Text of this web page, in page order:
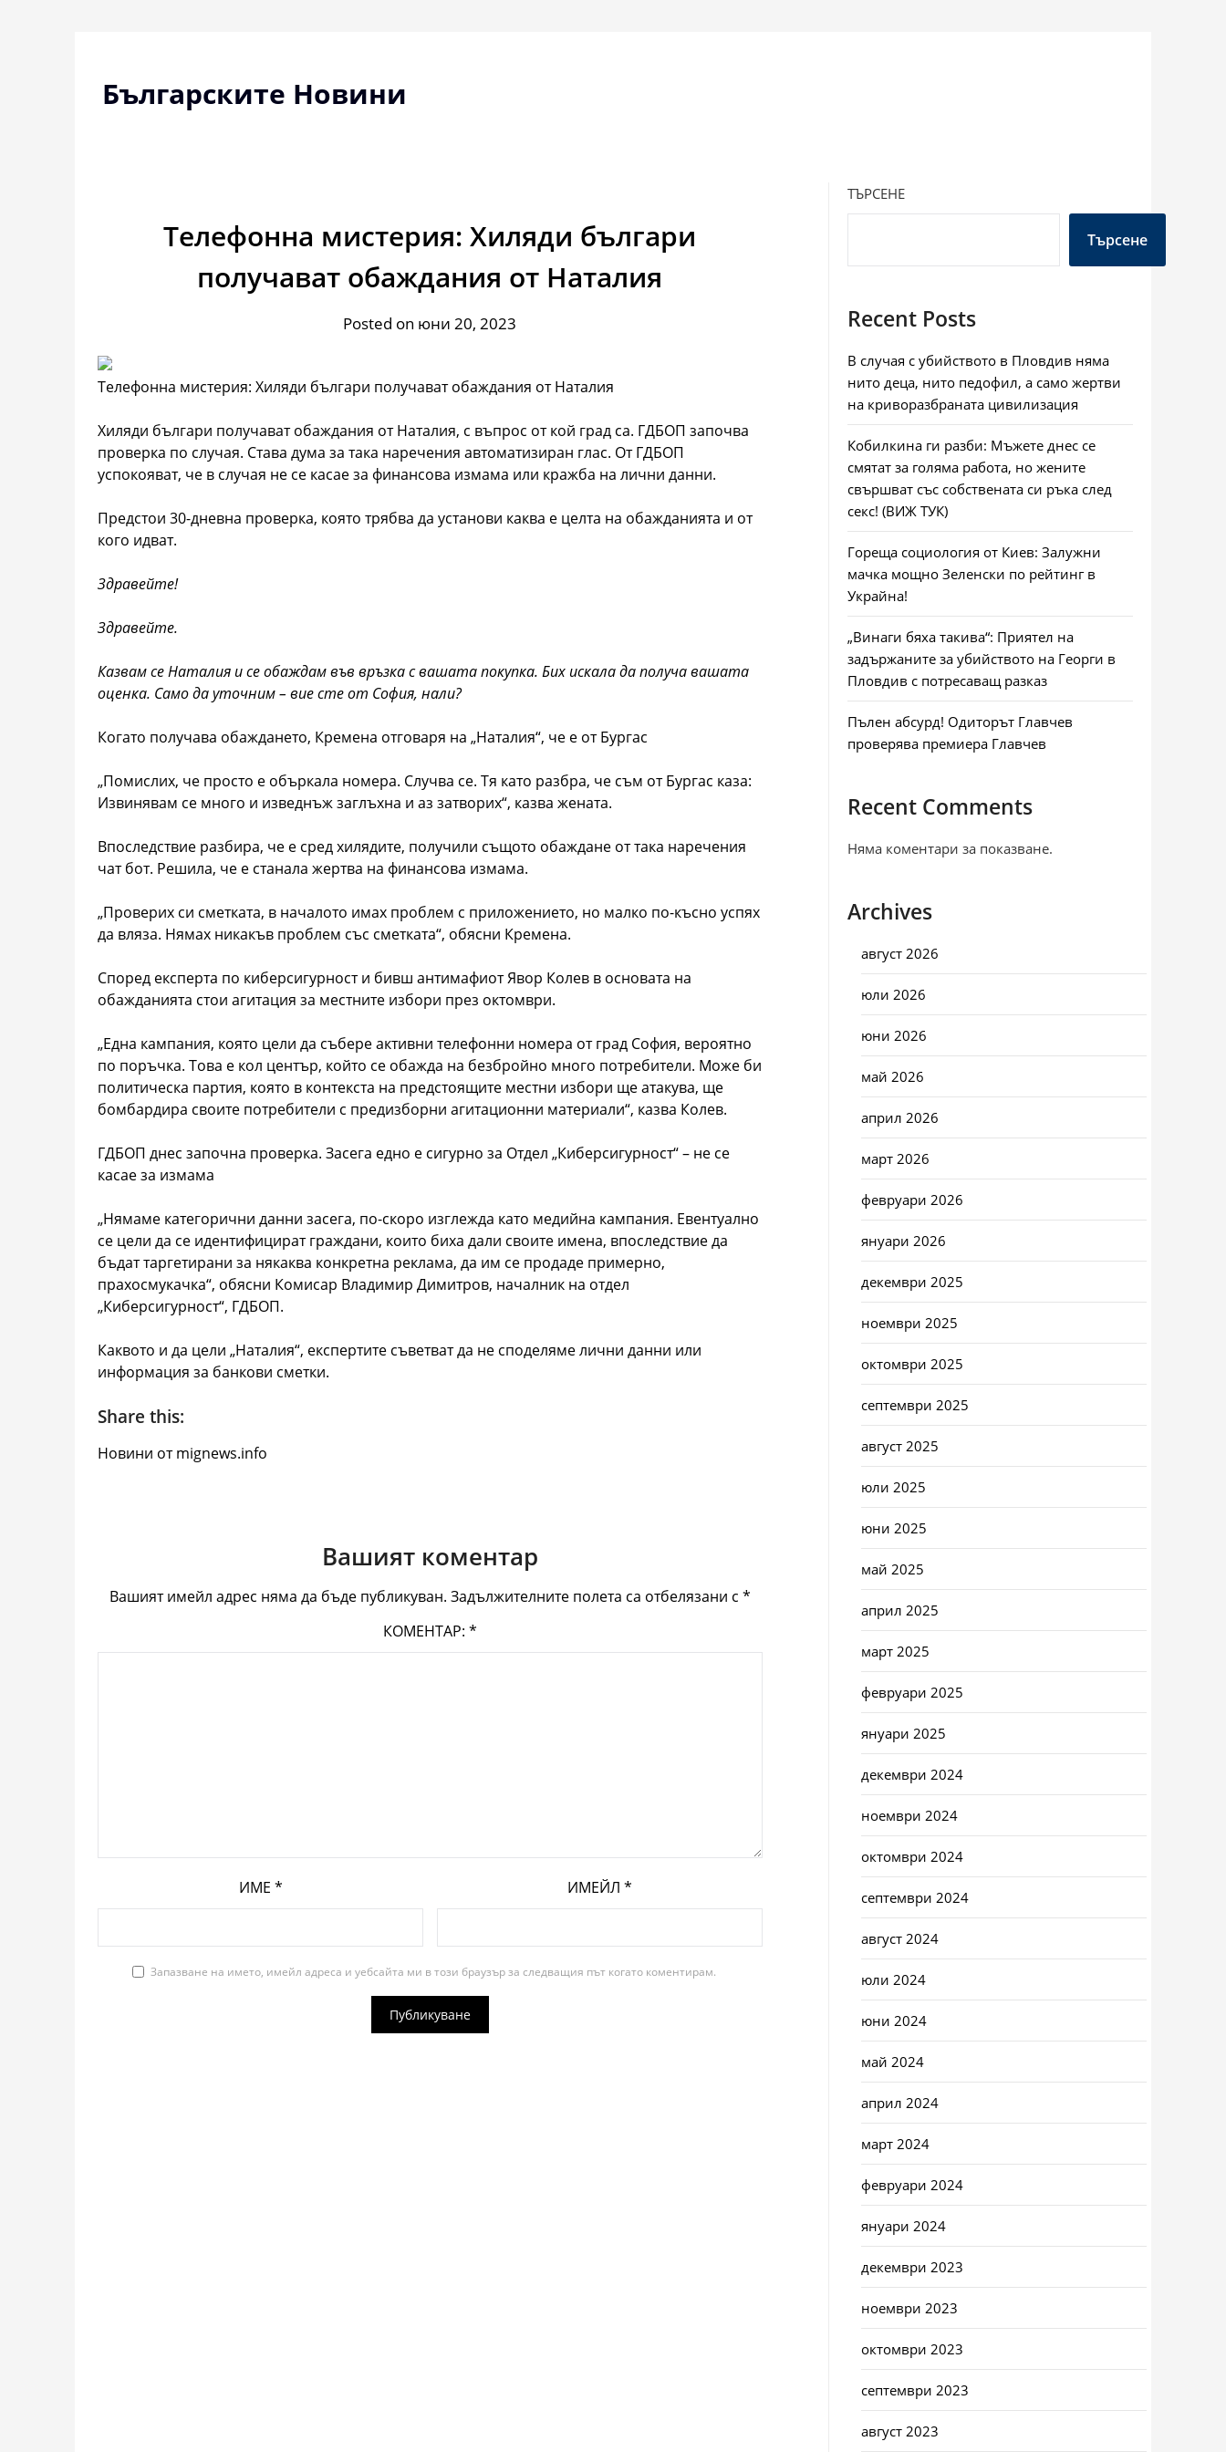
Българските Новини
Телефонна мистерия: Хиляди българи
получават обаждания от Наталия
Posted on юни 20, 2023
Телефонна мистерия: Хиляди българи получават обаждания от Наталия
Хиляди българи получават обаждания от Наталия, с въпрос от кой град са. ГДБОП започва
проверка по случая. Става дума за така наречения автоматизиран глас. От ГДБОП
успокояват, че в случая не се касае за финансова измама или кражба на лични данни.
Предстои 30-дневна проверка, която трябва да установи каква е целта на обажданията и от
кого идват.
Здравейте!
Здравейте.
КазвамсеНаталия исеобаждамвъв връзкасвашатапокупка. Бих искаладаполучавашата
оценка. Самодауточним– виестеот София, нали?
Когато получава обаждането, Кремена отговаря на „Наталия“, че е от Бургас
„Помислих, че просто е объркала номера. Случва се. Тя като разбра, че съм от Бургас каза:
Извинявам се много и изведнъж заглъхна и аз затворих“, казва жената.
Впоследствие разбира, че е сред хилядите, получили същото обаждане от така наречения
чат бот. Решила, че е станала жертва на финансова измама.
„Проверих си сметката, в началото имах проблем с приложението, но малко по-късно успях
да вляза. Нямах никакъв проблем със сметката“, обясни Кремена.
Според експерта по киберсигурност и бивш антимафиот Явор Колев в основата на
обажданията стои агитация за местните избори през октомври.
„Една кампания, която цели да събере активни телефонни номера от град София, вероятно
по поръчка. Това е кол център, който се обажда на безбройно много потребители. Може би
политическа партия, която в контекста на предстоящите местни избори ще атакува, ще
бомбардира своите потребители с предизборни агитационни материали“, казва Колев.
ГДБОП днес започна проверка. Засега едно е сигурно за Отдел „Киберсигурност“ – не се
касае за измама
„Нямаме категорични данни засега, по-скоро изглежда като медийна кампания. Евентуално
се цели да се идентифицират граждани, които биха дали своите имена, впоследствие да
бъдат таргетирани за някаква конкретна реклама, да им се продаде примерно,
прахосмукачка“, обясни Комисар Владимир Димитров, началник на отдел
„Киберсигурност“, ГДБОП.
Каквото и да цели „Наталия“, експертите съветват да не споделяме лични данни или
информация за банкови сметки.
Share this:
Новини от mignews.info
Вашият коментар
Вашият имейл адрес няма да бъде публикуван. Задължителните полета са отбелязани с *
КОМЕНТАР: *
ИМЕ * ИМЕЙЛ *
Запазване на името, имейл адреса и уебсайта ми в този браузър за следващия път когато коментирам.
ТЪРСЕНЕ
Търсене
Recent Posts
В случая с убийството в Пловдив няма
нито деца, нито педофил, а само жертви
на криворазбраната цивилизация
Кобилкина ги разби: Мъжете днес се
смятат за голяма работа, но жените
свършват със собствената си ръка след
секс! (ВИЖ ТУК)
Гореща социология от Киев: Залужни
мачка мощно Зеленски по рейтинг в
Украйна!
„Винаги бяха такива“: Приятел на
задържаните за убийството на Георги в
Пловдив с потресаващ разказ
Пълен абсурд! Одиторът Главчев
проверява премиера Главчев
Recent Comments
Няма коментари за показване.
Archives
август 2026
юли 2026
юни 2026
май 2026
април 2026
март 2026
февруари 2026
януари 2026
декември 2025
ноември 2025
октомври 2025
септември 2025
август 2025
юли 2025
юни 2025
май 2025
април 2025
март 2025
февруари 2025
януари 2025
декември 2024
ноември 2024
октомври 2024
септември 2024
август 2024
юли 2024
юни 2024
май 2024
април 2024
март 2024
февруари 2024
януари 2024
декември 2023
ноември 2023
октомври 2023
септември 2023
август 2023